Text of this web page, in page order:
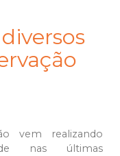
vem realizando
nas últimas